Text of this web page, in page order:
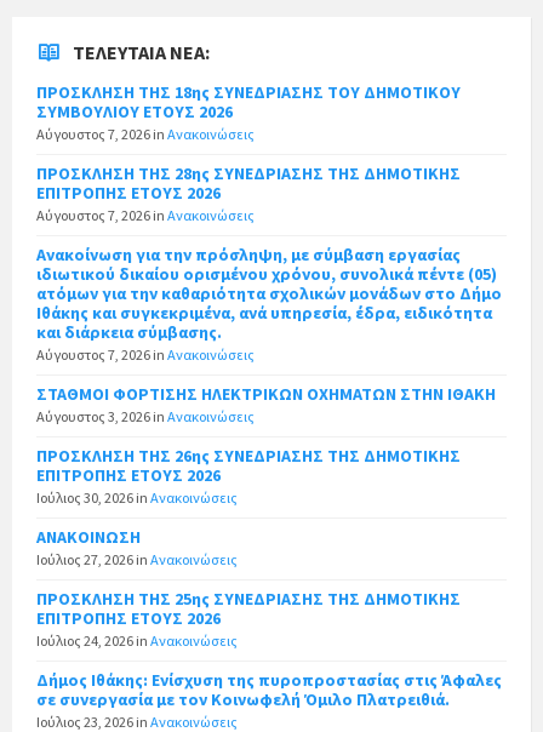
ΤΕΛΕΥΤΑΊΑ ΝΈΑ:
ΠΡΟΣΚΛΗΣΗ ΤΗΣ 18ης ΣΥΝΕΔΡΙΑΣΗΣ ΤΟΥ ΔΗΜΟΤΙΚΟΥ
ΣΥΜΒΟΥΛΙΟΥ ΕΤΟΥΣ 2026
Αύγουστος 7, 2026 in Ανακοινώσεις
ΠΡΟΣΚΛΗΣΗ ΤΗΣ 28ης ΣΥΝΕΔΡΙΑΣΗΣ ΤΗΣ ΔΗΜΟΤΙΚΗΣ
ΕΠΙΤΡΟΠΗΣ ΕΤΟΥΣ 2026
Αύγουστος 7, 2026 in Ανακοινώσεις
Ανακοίνωση για την πρόσληψη, με σύμβαση εργασίας
ιδιωτικού δικαίου ορισμένου χρόνου, συνολικά πέντε (05)
ατόμων για την καθαριότητα σχολικών μονάδων στο Δήμο
Ιθάκης και συγκεκριμένα, ανά υπηρεσία, έδρα, ειδικότητα
και διάρκεια σύμβασης.
Αύγουστος 7, 2026 in Ανακοινώσεις
ΣΤΑΘΜΟΙ ΦΟΡΤΙΣΗΣ ΗΛΕΚΤΡΙΚΩΝ ΟΧΗΜΑΤΩΝ ΣΤΗΝ ΙΘΑΚΗ
Αύγουστος 3, 2026 in Ανακοινώσεις
ΠΡΟΣΚΛΗΣΗ ΤΗΣ 26ης ΣΥΝΕΔΡΙΑΣΗΣ ΤΗΣ ΔΗΜΟΤΙΚΗΣ
ΕΠΙΤΡΟΠΗΣ ΕΤΟΥΣ 2026
Ιούλιος 30, 2026 in Ανακοινώσεις
ΑΝΑΚΟΙΝΩΣΗ
Ιούλιος 27, 2026 in Ανακοινώσεις
ΠΡΟΣΚΛΗΣΗ ΤΗΣ 25ης ΣΥΝΕΔΡΙΑΣΗΣ ΤΗΣ ΔΗΜΟΤΙΚΗΣ
ΕΠΙΤΡΟΠΗΣ ΕΤΟΥΣ 2026
Ιούλιος 24, 2026 in Ανακοινώσεις
Δήμος Ιθάκης: Ενίσχυση της πυροπροστασίας στις Άφαλες
σε συνεργασία με τον Κοινωφελή Όμιλο Πλατρειθιά.
Ιούλιος 23, 2026 in Ανακοινώσεις